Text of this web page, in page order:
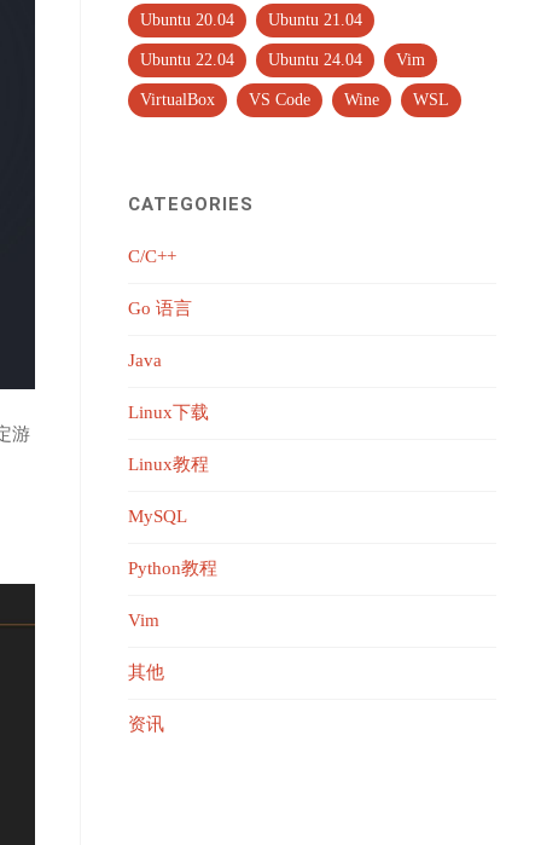
游
Ubuntu 20.04 Ubuntu 21.04
Ubuntu 22.04 Ubuntu 24.04 Vim
VirtualBox VS Code Wine WSL
CATEGORIES
C/C++
Go 语言
Java
Linux下载
Linux教程
MySQL
Python教程
Vim
其他
资讯